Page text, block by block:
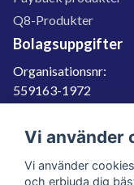
Q8-Produkter
Bolagsuppgifter
Organisationsnr:
559163-1972
SE559163197201
060-566 800
Vi använder
Vi använder
och erbjuda dig